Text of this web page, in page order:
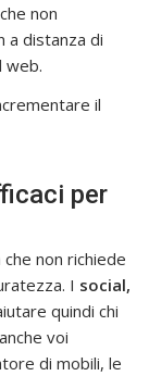
non
a distanza di
web.
il
per
non richiede
I social,
quindi chi
voi
di mobili, le